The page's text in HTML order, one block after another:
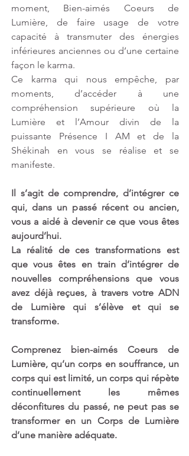
moment, Bien-aimés Coeurs de
Lumière, de faire usage de votre
capacité à transmuter des énergies
inférieures anciennes ou d’une certaine
façon le karma.
Ce karma qui nous empêche, par
moments, d’accéder à une
compréhension supérieure où la
Lumière et l’Amour divin de la
puissante Présence I AM et de la
Shékinah en vous se réalise et se
manifeste.
Il s’agit de comprendre, d’intégrer ce
qui, dans un passé récent ou ancien,
vous a aidé à devenir ce que vous êtes
aujourd’hui.
La réalité de ces transformations est
que vous êtes en train d’intégrer de
nouvelles compréhensions que vous
avez déjà reçues, à travers votre ADN
de Lumière qui s’élève et qui se
transforme.
Comprenez bien-aimés Coeurs de
Lumière, qu’un corps en souffrance, un
corps qui est limité, un corps qui répète
continuellement les mêmes
déconfitures du passé, ne peut pas se
transformer en un Corps de Lumière
d’une manière adéquate.